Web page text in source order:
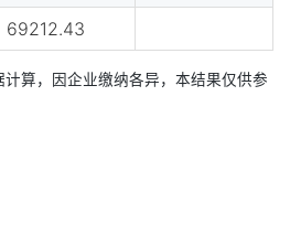
69212.43
算，因企业缴纳各异，本结果仅供参